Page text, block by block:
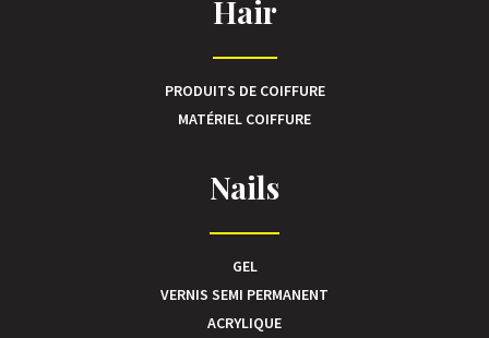
Hair
PRODUITS DE COIFFURE
MATÉRIEL COIFFURE
Nails
GEL
VERNIS SEMI PERMANENT
ACRYLIQUE